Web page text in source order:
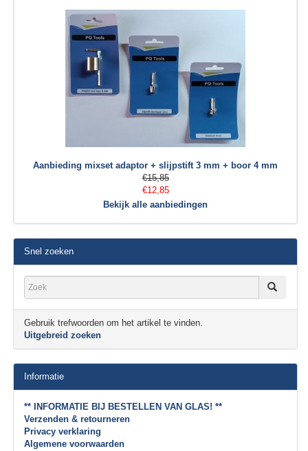
Aanbieding mixset adaptor + slijpstift 3 mm + boor 4 mm
€15,85
€12,85
Bekijk alle aanbiedingen
Snel zoeken
Gebruik trefwoorden om het artikel te vinden.
Uitgebreid zoeken
Informatie
** INFORMATIE BIJ BESTELLEN VAN GLAS! **
Verzenden & retourneren
Privacy verklaring
Algemene voorwaarden